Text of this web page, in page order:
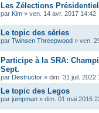
Les Zélections
par Kim » ven. 14 avr. 2017 14:42
Le topic des séries
par Twinsen Threepwood » ven.
Participe à la SRA:
Sept.
par Destructor » dim. 31 juil. 2022
Le topic des Legos
par jumpman » dim. 01 mai 2016